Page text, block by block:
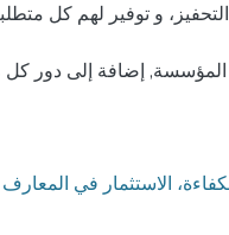
التحفيز، و توفير لهم كل
المؤسسة, إضافة إلى دور كل
الاستثمار في